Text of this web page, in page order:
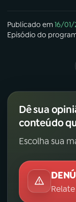
Publicado em16/01/
Episódio do
Dê sua
conteúdo
Escolha sua